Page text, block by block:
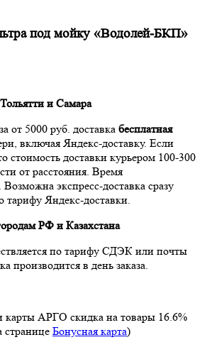
под мойку «Водолей-БКП»
и Самара
от 5000 руб. доставка бесплатная
включая Яндекс-доставку. Если
стоимость доставки курьером 100-300
от расстояния. Время
Возможна экспресс-доставка сразу
тарифу Яндекс-доставки.
РФ и Казахстана
по тарифу СДЭК или почты
производится в день заказа.
АРГО скидка на товары 16.6%
странице Бонусная карта)